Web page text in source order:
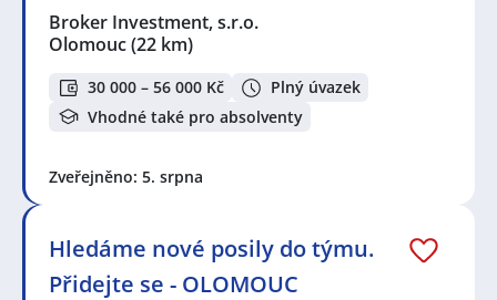
Broker Investment, s.r.o.
Olomouc(22 km)
30 000 – 56 000 Kč
Plný úvazek
Vhodné také pro absolventy
Zveřejněno: 5. srpna
Hledáme nové posily do týmu.
Přidejte se - OLOMOUC